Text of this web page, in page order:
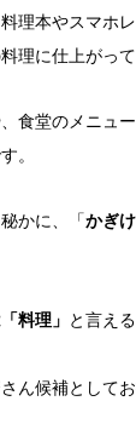
理本やスマホ
理に仕上がって
食堂のメニュ
。
かに、「かぎ
料理」 と言え
ん候補として